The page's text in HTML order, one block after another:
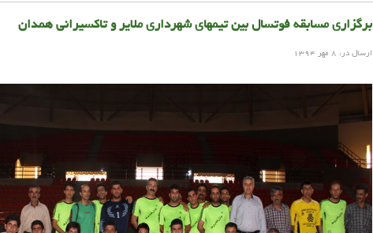
برگزاري مسابقه فوتسال بين تيمهاي شهرداري ملاير و تاكسيراني همدان
ارسال در: ۸ مهر ۱۳۹۴